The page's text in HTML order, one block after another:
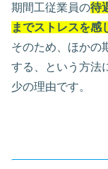
期間工従業員の待
までストレスを感
そのため、ほかの
する、という方法
少の理由です。